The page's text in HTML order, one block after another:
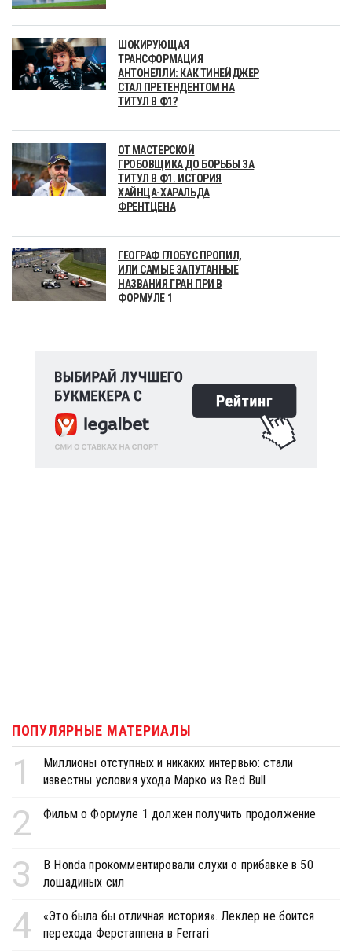
ШОКИРУЮЩАЯ
ТРАНСФОРМАЦИЯ
АНТОНЕЛЛИ: КАК ТИНЕЙДЖЕР
СТАЛ ПРЕТЕНДЕНТОМ НА
ТИТУЛ В Ф1?
ОТ МАСТЕРСКОЙ
ГРОБОВЩИКА ДО БОРЬБЫ ЗА
ТИТУЛ В Ф1. ИСТОРИЯ
ХАЙНЦА-ХАРАЛЬДА
ФРЕНТЦЕНА
ГЕОГРАФ ГЛОБУС ПРОПИЛ,
ИЛИ САМЫЕ ЗАПУТАННЫЕ
НАЗВАНИЯ ГРАН ПРИ В
ФОРМУЛЕ 1
ПОПУЛЯРНЫЕ МАТЕРИАЛЫ
1
Миллионы отступных и никаких интервью: стали
известны условия ухода Марко из Red Bull
2 Фильм о Формуле 1 должен получить продолжение
3
В Honda прокомментировали слухи о прибавке в 50
лошадиных сил
4
«Это была бы отличная история». Леклер не боится
перехода Ферстаппена в Ferrari